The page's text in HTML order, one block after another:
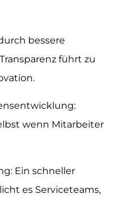
bessere
führt zu
wenn Mitarbeiter
Ein schneller
es Serviceteams,